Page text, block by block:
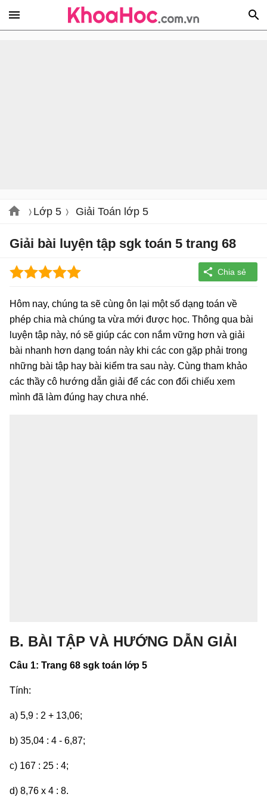
Lớp 5 Giải Toán lớp 5
Giải bài luyện tập sgk toán 5 trang 68
Hôm nay, chúng ta sẽ cùng ôn lại một số dạng toán về
phép chia mà chúng ta vừa mới được học. Thông qua bài
luyện tập này, nó sẽ giúp các con nắm vững hơn và giải
bài nhanh hơn dạng toán này khi các con gặp phải trong
những bài tập hay bài kiểm tra sau này. Cùng tham khảo
các thầy cô hướng dẫn giải để các con đối chiếu xem
mình đã làm đúng hay chưa nhé.
B. BÀI TẬP VÀ HƯỚNG DẪN GIẢI
Câu 1: Trang 68 sgk toán lớp 5
Tính:
a) 5,9 : 2 + 13,06;
b) 35,04 : 4 - 6,87;
c) 167 : 25 : 4;
d) 8,76 x 4 : 8.